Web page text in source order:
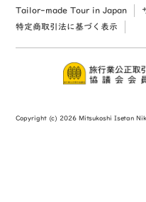
Tailor-made Tour in Japan
特定商取引法に基づく表示
Copyright (c) 2026 Mitsukoshi Isetan